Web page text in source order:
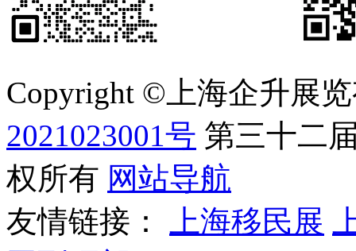
Copyright ©上海企升展
2021023001号 第三十二
权所有 网站导航
友情链接：
上海移民展